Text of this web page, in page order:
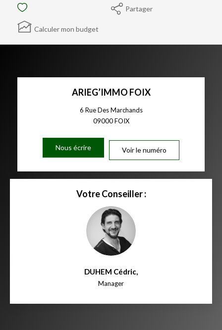
Partager
Calculer mon budget
ARIEG’IMMO FOIX
6 Rue Des Marchands
09000FOIX
Nous écrire Voir le numéro
Votre Conseiller :
DUHEM Cédric,
Manager